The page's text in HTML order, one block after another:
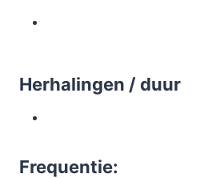
Herhalingen / duur
Frequentie: